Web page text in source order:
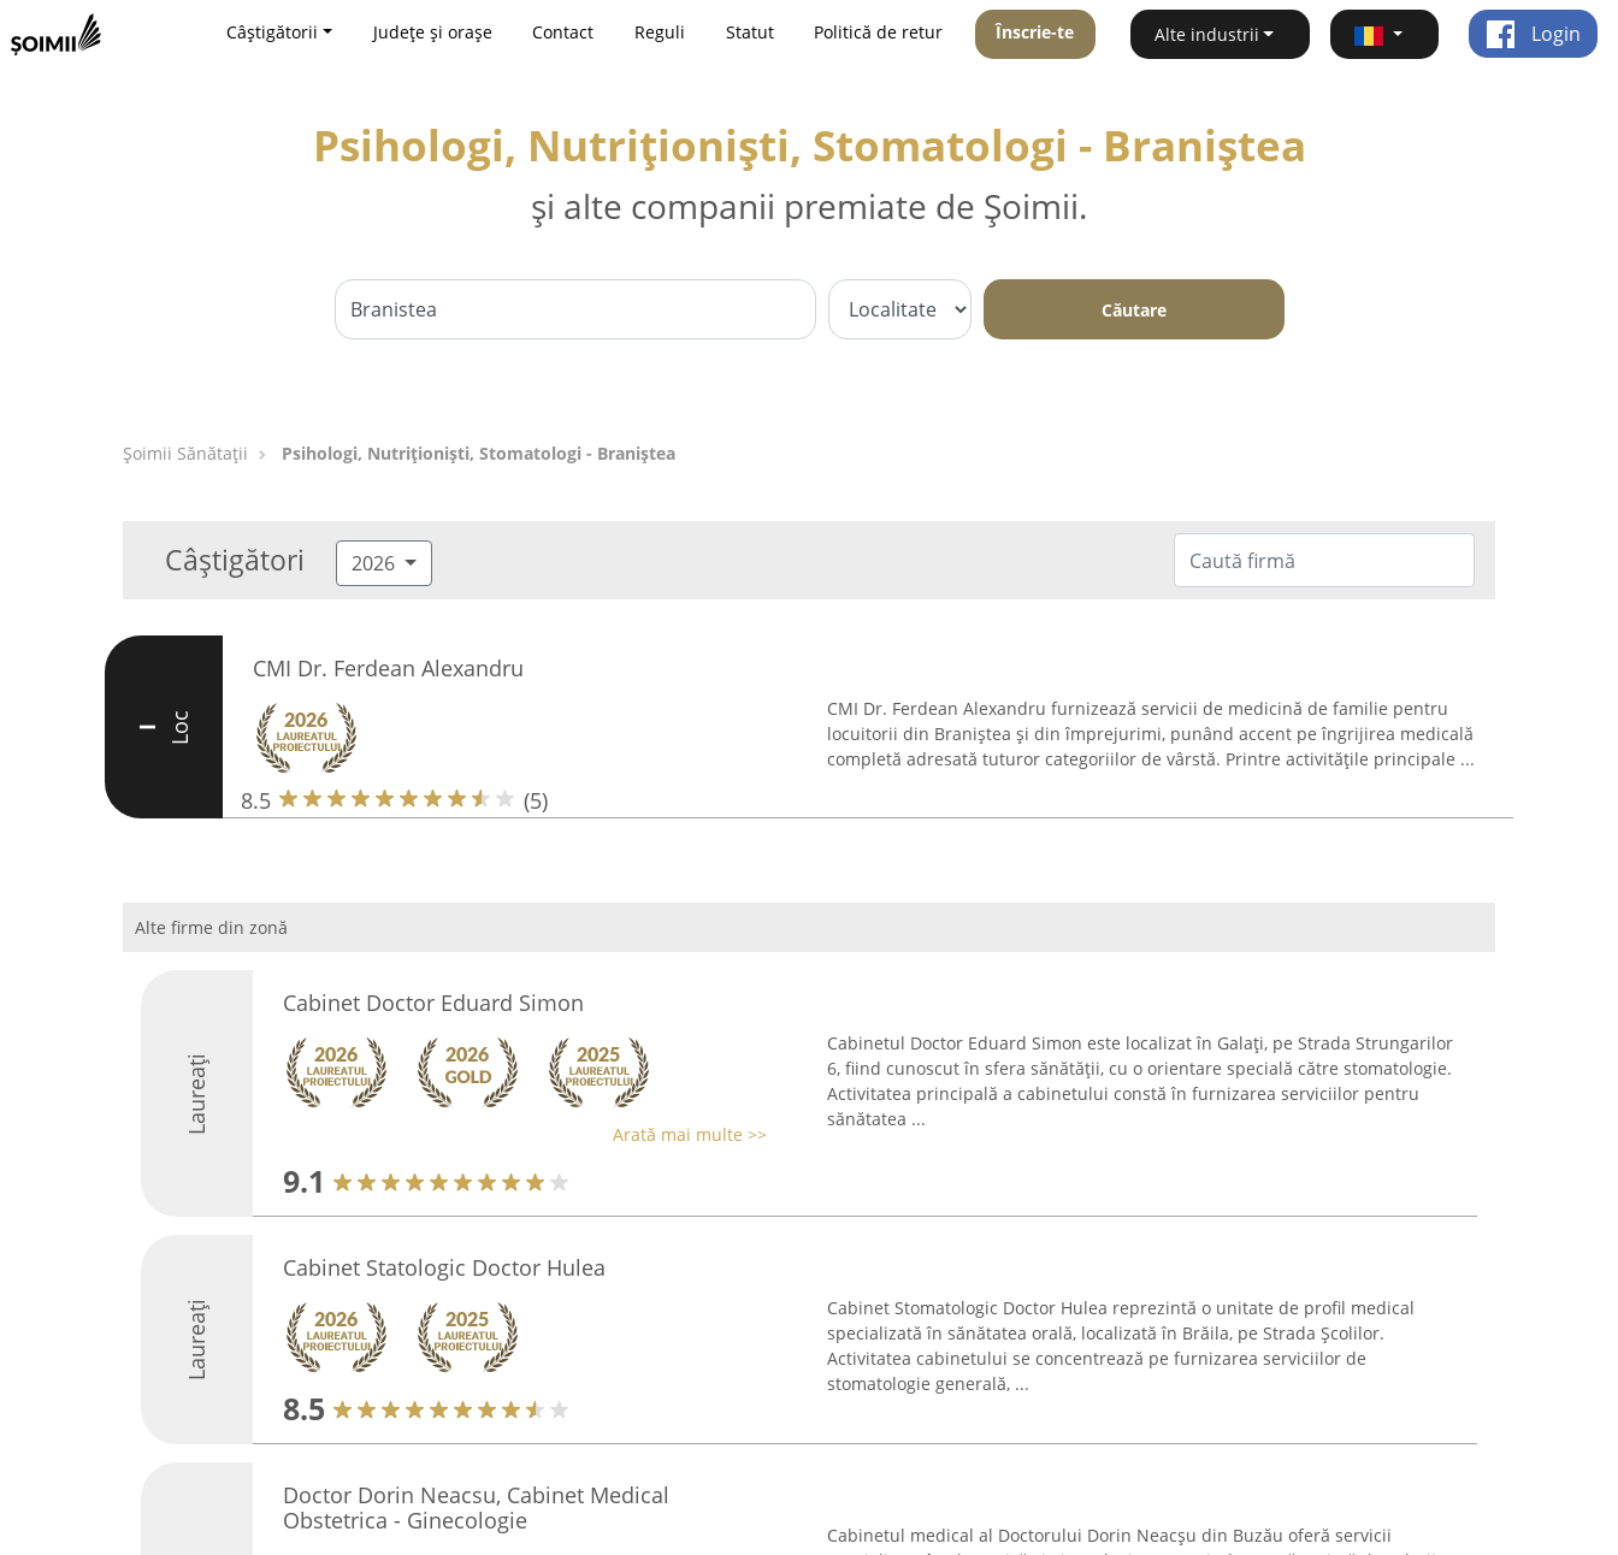
Câștigătorii Județe și orașe Contact Reguli Statut Politică de retur Înscrie-te Alte industrii Login
Psihologi, Nutriționiști, Stomatologi - Braniştea
și alte companii premiate de Șoimii.
Căutare
Şoimii Sănătații Psihologi, Nutriționiști, Stomatologi - Braniştea
Câștigători 2026
I Loc
CMI Dr. Ferdean Alexandru
8.5 (5)
CMI Dr. Ferdean Alexandru furnizează servicii de medicină de familie pentru
locuitorii din Braniștea și din împrejurimi, punând accent pe îngrijirea medicală
completă adresată tuturor categoriilor de vârstă. Printre activitățile principale ...
Alte firme din zonă
Laureați
Cabinet Doctor Eduard Simon
Arată mai multe >>
9.1
Cabinetul Doctor Eduard Simon este localizat în Galați, pe Strada Strungarilor
6, fiind cunoscut în sfera sănătății, cu o orientare specială către stomatologie.
Activitatea principală a cabinetului constă în furnizarea serviciilor pentru
sănătatea ...
Laureați
Cabinet Statologic Doctor Hulea
8.5
Cabinet Stomatologic Doctor Hulea reprezintă o unitate de profil medical
specializată în sănătatea orală, localizată în Brăila, pe Strada Școlilor.
Activitatea cabinetului se concentrează pe furnizarea serviciilor de
stomatologie generală, ...
Doctor Dorin Neacsu, Cabinet Medical
Obstetrica - Ginecologie
Cabinetul medical al Doctorului Dorin Neacșu din Buzău oferă servicii